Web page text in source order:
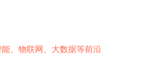
、物联网、大数据等前沿